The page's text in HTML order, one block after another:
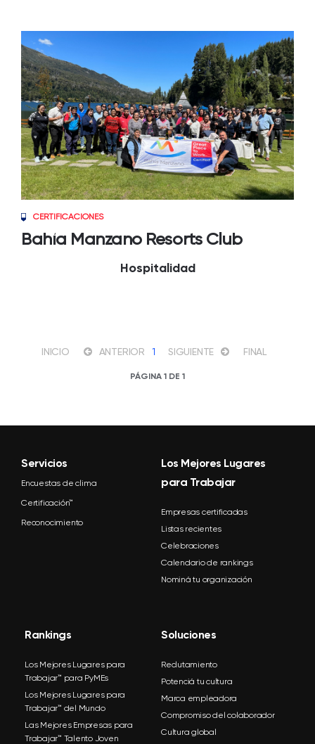
CERTIFICACIONES
Bahía Manzano Resorts Club
Hospitalidad
INICIO ANTERIOR 1 SIGUIENTE FINAL
PÁGINA 1 DE 1
Servicios
Encuestas de clima
Certificación™
Reconocimiento
Los Mejores Lugares
para Trabajar
Empresas certificadas
Listas recientes
Celebraciones
Calendario de rankings
Nominá tu organización
Rankings
Los Mejores Lugares para
Trabajar™ para PyMEs
Los Mejores Lugares para
Trabajar™ del Mundo
Las Mejores Empresas para
Trabajar™ Talento Joven
Soluciones
Reclutamiento
Potenciá tu cultura
Marca empleadora
Compromiso del colaborador
Cultura global